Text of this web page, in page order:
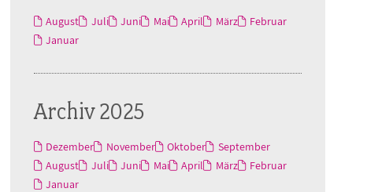
August Juli Juni Mai April März
Februar
Januar
Archiv 2025
Dezember November Oktober
September
August
Juli Juni Mai April März
Februar
Januar